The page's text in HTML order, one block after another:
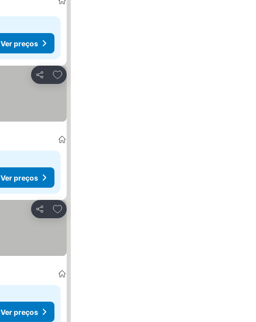
Ver preços
Partilhar
Adicionar aos favoritos
Ver preços
Partilhar
Adicionar aos favoritos
Ver preços